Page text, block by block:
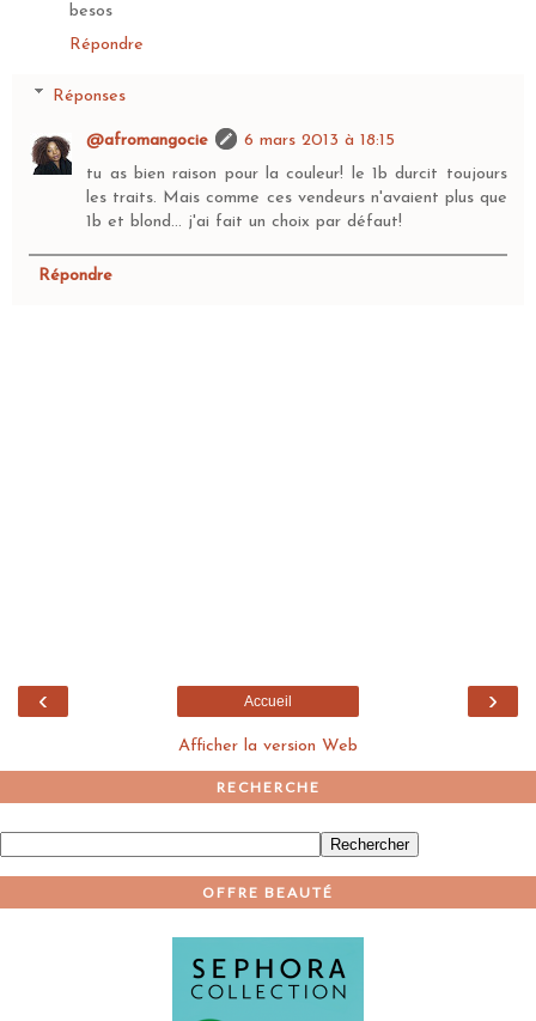
besos
Répondre
Réponses
@afromangocie
6 mars 2013 à 18:15
tu as bien raison pour la couleur! le 1b durcit toujours
les traits. Mais comme ces vendeurs n'avaient plus que
1b et blond... j'ai fait un choix par défaut!
Répondre
‹ ›
Accueil
Afficher la version Web
RECHERCHE
OFFRE BEAUTÉ